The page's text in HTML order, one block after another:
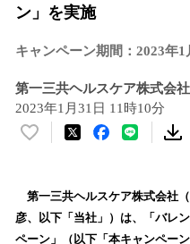
ン」を実施
キャンペーン期間：2023年1
第一三共ヘルスケア株式会社
2023年1月31日 11時10分
い
！
数
を
第一三共ヘルスケア株式会社
彦、以下「当社」）は、「バレ
ペーン」（以下「本キャンペー